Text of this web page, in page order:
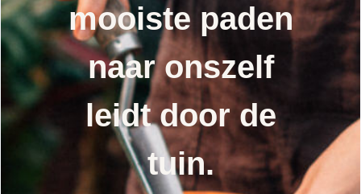
mooiste paden
naar onszelf
leidt door de
tuin.